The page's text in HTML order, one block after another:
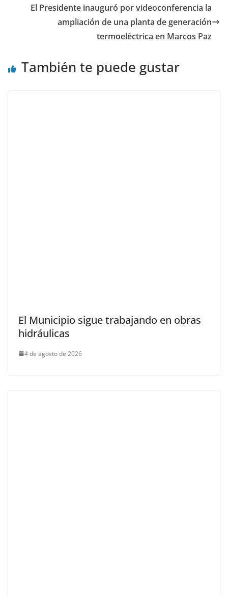
El Presidente inauguró por videoconferencia la
ampliación de una planta de generación
termoeléctrica en Marcos Paz
También te puede gustar
El Municipio sigue trabajando en obras
hidráulicas
4 de agosto de 2026